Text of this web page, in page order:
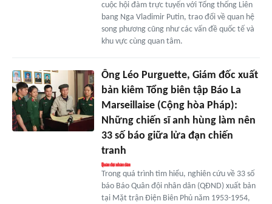
cuộc hội đàm trực tuyến với Tổng thống Liên
bang Nga Vladimir Putin, trao đổi về quan hệ
song phương cũng như các vấn đề quốc tế và
khu vực cùng quan tâm.
Ông Léo Purguette, Giám đốc xuất
bản kiêm Tổng biên tập Báo La
Marseillaise (Cộng hòa Pháp):
Những chiến sĩ anh hùng làm nên
33 số báo giữa lửa đạn chiến
tranh
Trong quá trình tìm hiểu, nghiên cứu về 33 số
báo Báo Quân đội nhân dân (QĐND) xuất bản
tại Mặt trận Điện Biên Phủ năm 1953-1954,